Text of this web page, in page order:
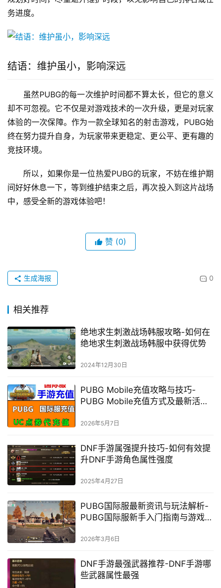
务进度。
结语：维护虽小，影响深远
虽然PUBG的每一次维护时间都不算太长，但它的意义
却不可忽视。它不仅是对游戏技术的一次升级，更是对玩家
体验的一次保障。作为一款全球知名的射击游戏，PUBG始
终在努力提升自身，为玩家带来更稳定、更公平、更有趣的
竞技环境。
所以，如果你是一位热爱PUBG的玩家，不妨在维护期
间好好休息一下，等到维护结束之后，再次投入到这片战场
中，感受全新的游戏体验吧！
赞 (0)
0
生成海报
相关推荐
绝地求生刺激战场韩服攻略-如何在
绝地求生刺激战场韩服中获得优势
2024年12月30日
PUBG Mobile充值攻略与技巧-
PUBG Mobile充值方式及最新活动
2026年5月7日
DNF手游属强提升技巧-如何有效提
升DNF手游角色属性强度
2025年4月27日
PUBG国际服最新资讯与玩法解析-
PUBG国际服新手入门指南与游戏攻
2026年3月6日
DNF手游最强武器推荐-DNF手游哪
些武器属性最强